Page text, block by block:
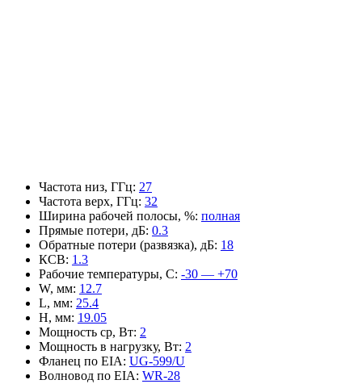
Частота низ, ГГц: 27
Частота верх, ГГц: 32
Ширина рабочей полосы, %: полная
Прямые потери, дБ: 0.3
Обратные потери (развязка), дБ: 18
КСВ: 1.3
Рабочие температуры, С: -30 — +70
W, мм: 12.7
L, мм: 25.4
H, мм: 19.05
Мощность ср, Вт: 2
Мощность в нагрузку, Вт: 2
Фланец по EIA: UG-599/U
Волновод по EIA: WR-28